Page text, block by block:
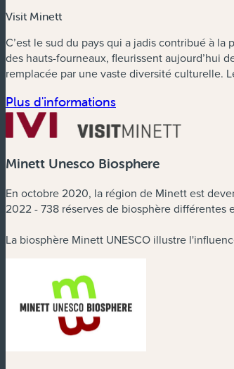
Visit Minett
C’est le sud du pays qui a jadis contribué à
des hauts-fourneaux, fleurissent aujourd’hui
remplacée par une vaste diversité culturelle.
Plus d'informations(nouvelle fenêtre)
Minett Unesco Biosphere
En octobre 2020, la région de Minett est
2022 - 738 réserves de biosphère différentes
La biosphère Minett UNESCO illustre